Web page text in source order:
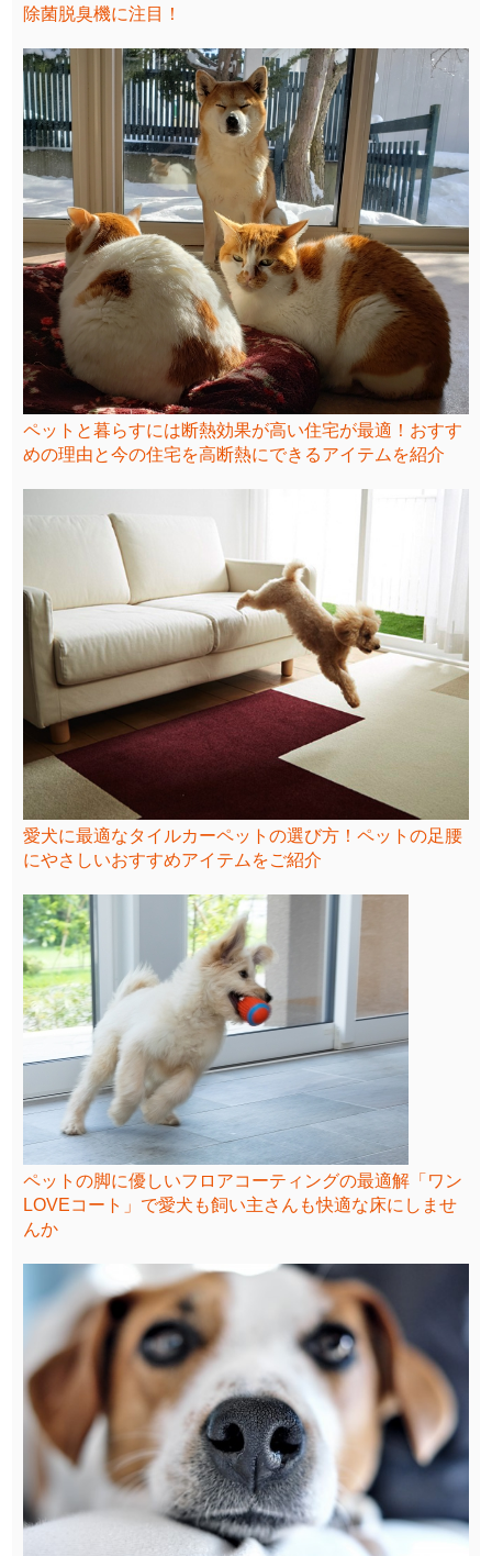
除菌脱臭機に注目！
ペットと暮らすには断熱効果が高い住宅が最適！おすす
めの理由と今の住宅を高断熱にできるアイテムを紹介
愛犬に最適なタイルカーペットの選び方！ペットの足腰
にやさしいおすすめアイテムをご紹介
ペットの脚に優しいフロアコーティングの最適解「ワン
LOVEコート」で愛犬も飼い主さんも快適な床にしませ
んか